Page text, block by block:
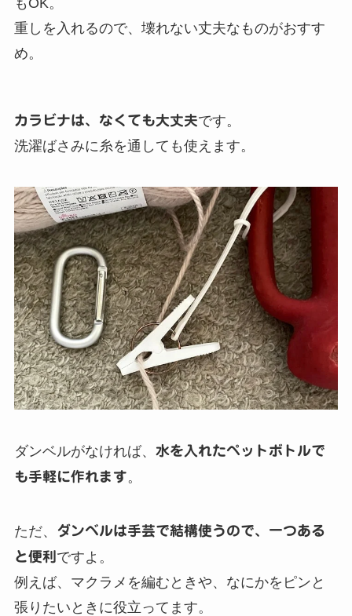
重しを入れるので、壊れない丈夫なものがおすす
め。
カラビナは、なくても大丈夫です。
洗濯ばさみに糸を通しても使えます。
ダンベルがなければ、
水を入れたペットボトルで
も手軽に作れます。
ただ、
ダンベルは手芸で結構使うので、一つある
と便利 ですよ。
例えば、マクラメを編むときや、なにかをピンと
張りたいときに役立ってます。